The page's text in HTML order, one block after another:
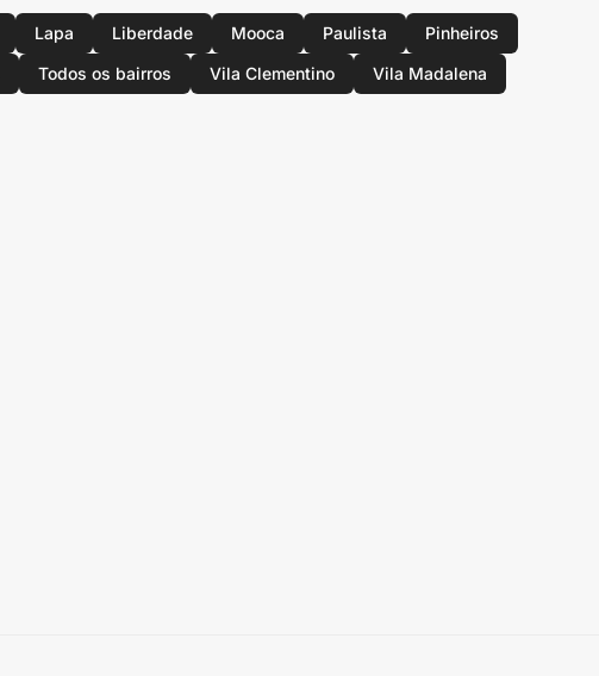
Lapa Liberdade Mooca Paulista
Pinheiros
Todos os bairros Vila Clementino
Vila Madalena